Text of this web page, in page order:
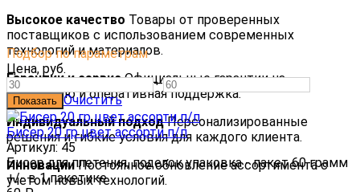
Высокое качество Товары от проверенных
поставщиков с использованием современных
технологий и материалов.
Гарантии и сервисОфициальные гарантии на
продукцию и оперативная поддержка.
Индивидуальный подходПерсонализированные
решения и гибкие условия для каждого клиента.
ИнновацииПостоянное обновление ассортимента с
учетом новых технологий.
Подбор по параметрам
Цена, руб.
—
Очистить
Бисер 20 гр цвет ассорти п/п
Артикул: 45
Бисер для плетения, поделок упаковка - пакет 60 грамм
+/- в 1 пакетике